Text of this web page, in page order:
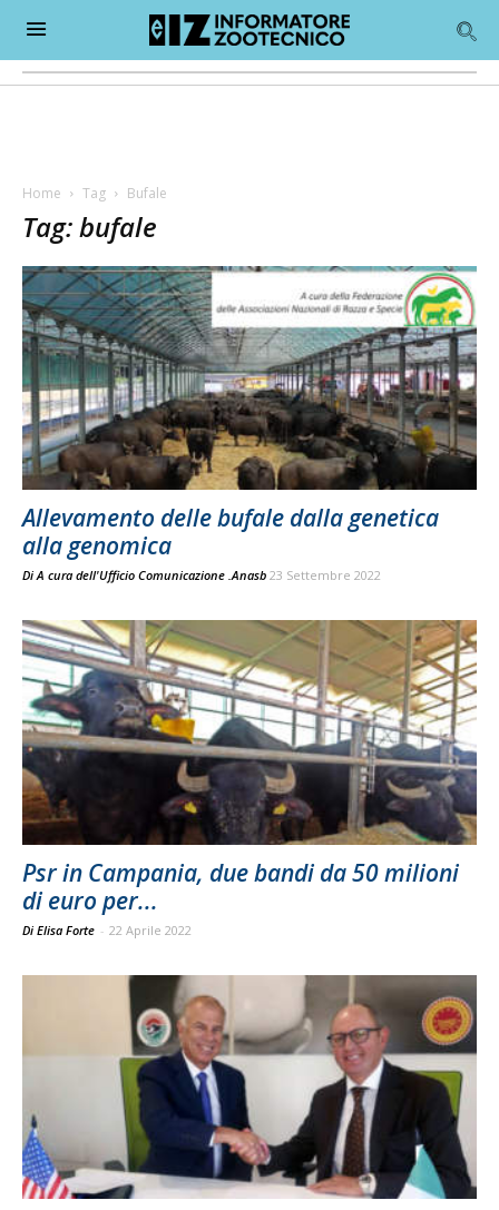
Home Tag Bufale
Tag: bufale
Allevamento delle bufale dalla genetica
alla genomica
DiA cura dell'Ufficio Comunicazione .Anasb 23 Settembre 2022
Psr in Campania, due bandi da 50 milioni
di euro per...
Di Elisa Forte - 22 Aprile 2022